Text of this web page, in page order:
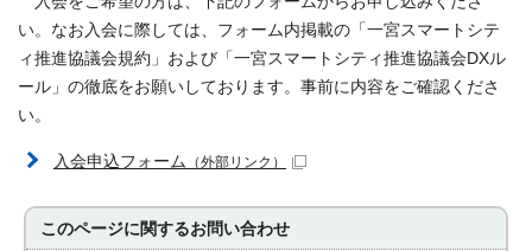
い。なお入会に際しては、フォーム内掲載の「一宮スマートシテ
ィ推進協議会規約」および「一宮スマートシティ推進協議会DXル
ール」の徹底をお願いしております。事前に内容をご確認くださ
い。
入会申込フォーム （外部リンク）
このページに関するお問い合わせ